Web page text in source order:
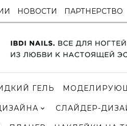
НОВОСТИ ПАРТНЕРСТВО
ГЕЛЬ
СЛАЙДЕР-